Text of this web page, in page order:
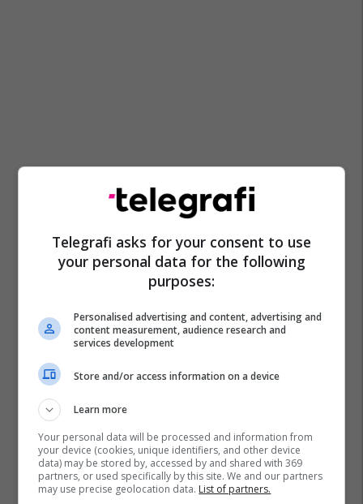
Telegrafi asks for your consent to use
your personal data for the following
purposes:
Personalised advertising and content, advertising and
content measurement, audience research and
services development
Store and/or access information on a device
Learn more
Your personal data will be processed and information from
your device (cookies, unique identifiers, and other device
data) may be stored by, accessed by and shared with 369
partners, or used specifically by this site. We and our partners
may use precise geolocation data. List of partners.